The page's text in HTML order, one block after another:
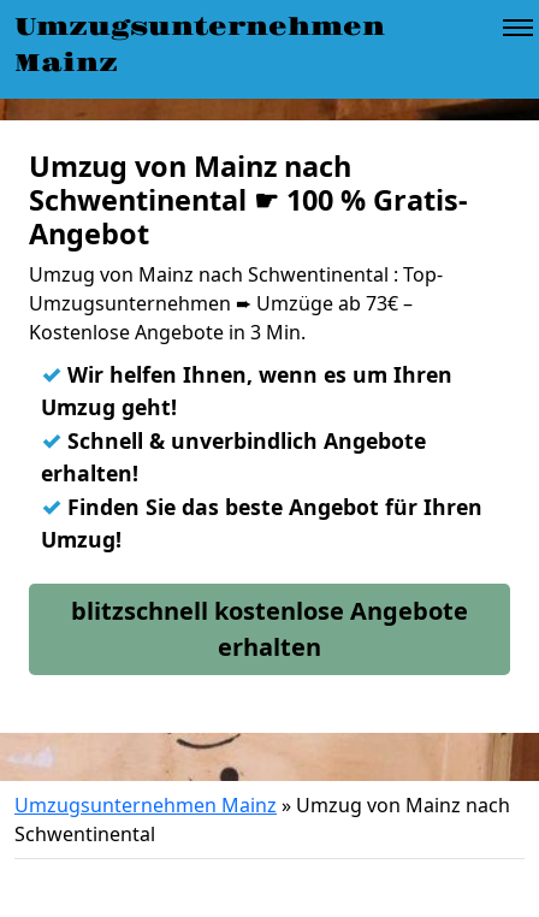
Umzugsunternehmen
Mainz
Umzug von Mainz nach
Schwentinental ☛ 100 % Gratis-
Angebot
Umzug von Mainz nach Schwentinental : Top-
Umzugsunternehmen ➨ Umzüge ab 73€ –
Kostenlose Angebote in 3 Min.
✓ Wir helfen Ihnen, wenn es um Ihren
Umzug geht!
✓ Schnell & unverbindlich Angebote
erhalten!
✓ Finden Sie das beste Angebot für Ihren
Umzug!
blitzschnell kostenlose Angebote
erhalten
Umzugsunternehmen Mainz » Umzug von Mainz nach
Schwentinental